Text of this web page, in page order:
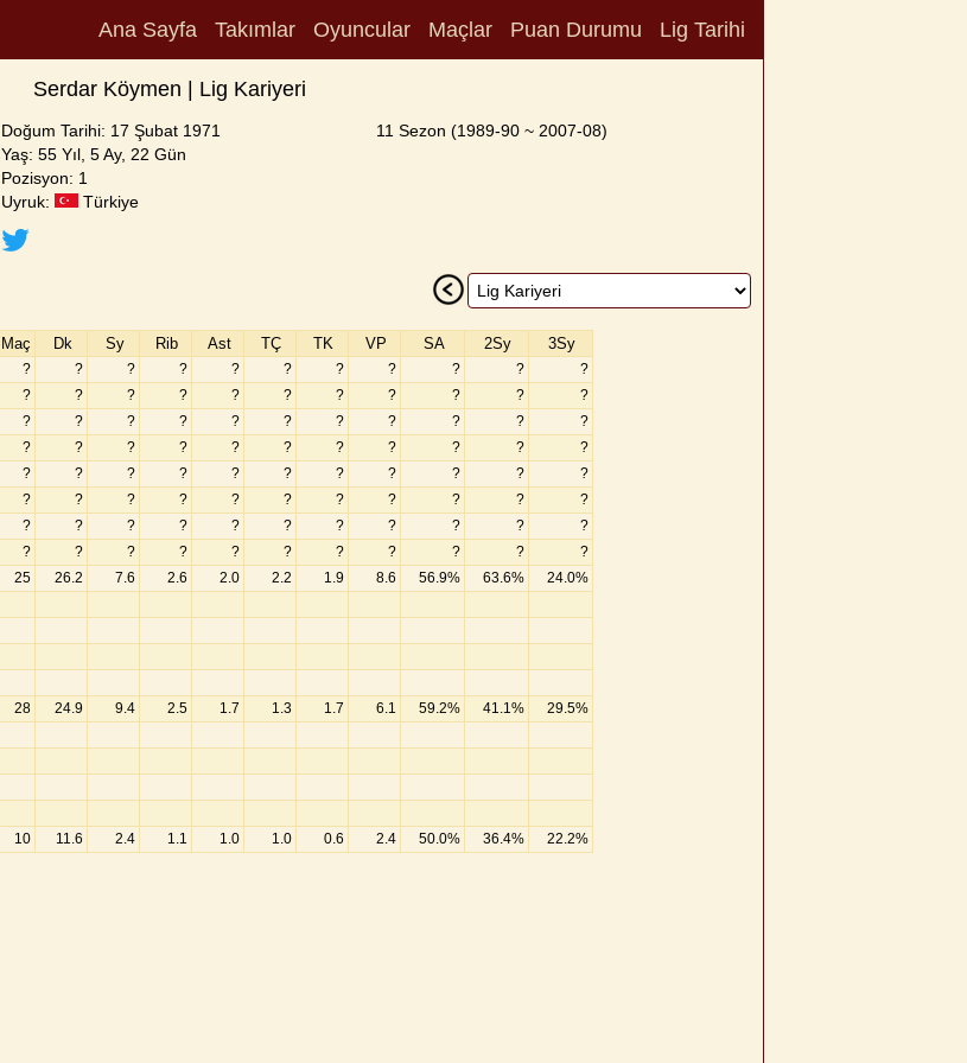
Ana Sayfa Takımlar Oyuncular Maçlar Puan Durumu Lig Tarihi
Serdar Köymen | Lig Kariyeri
Doğum Tarihi: 17 Şubat 1971
Yaş: 55 Yıl, 5 Ay, 22 Gün
Pozisyon: 1
Uyruk:
Türkiye
11 Sezon (1989-90 ~ 2007-08)
Maç Dk Sy Rib Ast TÇ TK VP SA 2Sy 3Sy
? ? ? ? ? ? ? ? ? ?
?
? ? ? ? ? ? ? ? ? ?
?
? ? ? ? ? ? ? ? ? ?
?
? ? ? ? ? ? ? ? ? ?
?
? ? ? ? ? ? ? ? ? ?
?
? ? ? ? ? ? ? ? ? ?
?
? ? ? ? ? ? ? ? ? ?
?
? ? ? ? ? ? ? ? ? ?
?
25 26.2 7.6 2.6 2.0 2.2 1.9 8.6 56.9% 63.6%
24.0%
28 24.9 9.4 2.5 1.7 1.3 1.7 6.1 59.2% 41.1%
29.5%
10 11.6 2.4 1.1 1.0 1.0 0.6 2.4 50.0% 36.4% 22.2%